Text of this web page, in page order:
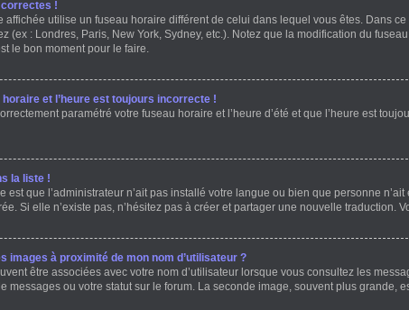
!
affichée utilise un fuseau horaire différent de celui dans lequel vous êtes. Dans
(ex : Londres, Paris, New York, Sydney, etc.). Notez que la modification du
le bon moment pour le faire.
horaire et l’heure est toujours incorrecte !
paramétré votre fuseau horaire et l’heure d’été et que l’heure est
la liste !
est que l’administrateur n’ait pas installé votre langue ou bien que personne
Si elle n’existe pas, n’hésitez pas à créer et partager une nouvelle traduction.
images à proximité de mon nom d’utilisateur ?
être associées avec votre nom d’utilisateur lorsque vous consultez les
messages ou votre statut sur le forum. La seconde image, souvent plus grande,